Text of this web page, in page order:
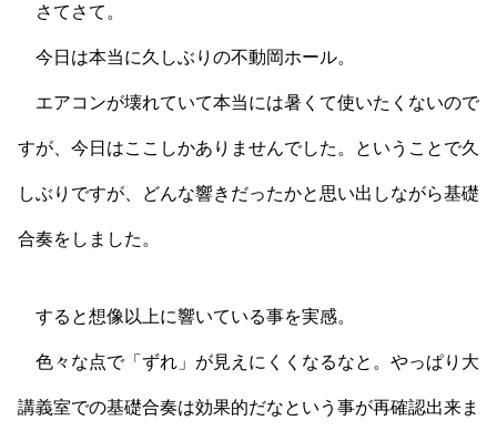
さてさて。
今日は本当に久しぶりの不動岡ホール。
エアコンが壊れていて本当には暑くて使いたくないので
すが、今日はここしかありませんでした。ということで久
しぶりですが、どんな響きだったかと思い出しながら基礎
合奏をしました。
すると想像以上に響いている事を実感。
色々な点で「ずれ」が見えにくくなるなと。やっぱり大
講義室での基礎合奏は効果的だなという事が再確認出来ま